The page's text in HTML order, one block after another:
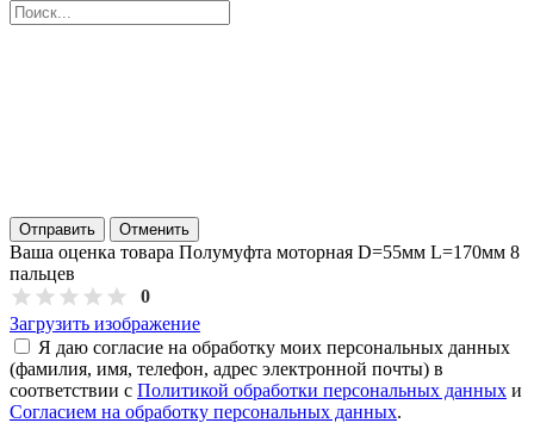
Отправить Отменить
Ваша оценка товара Полумуфта моторная D=55мм L=170мм 8
пальцев
0
Загрузить изображение
Я даю согласие на обработку моих персональных данных
(фамилия, имя, телефон, адрес электронной почты) в
соответствии с Политикой обработки персональных данных и
Согласием на обработку персональных данных.